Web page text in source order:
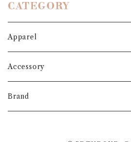
CATEGORY
Apparel
Outer
Coat
Bottoms
Accessory
Shoes
Brand